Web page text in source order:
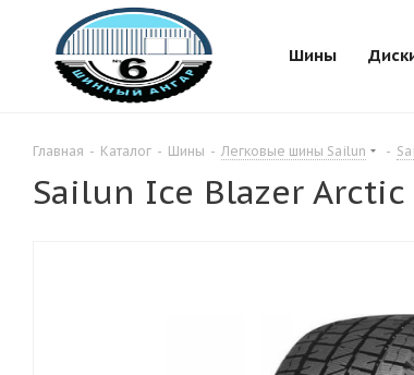
Шины
Главная - Каталог - Шины - Легковые шины Sailun -
Sailun Ice Blazer Arctic